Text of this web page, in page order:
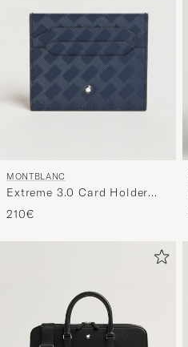
MONTBLANC
Extreme 3.0 Card Holder
6cc Ink Blue
210€